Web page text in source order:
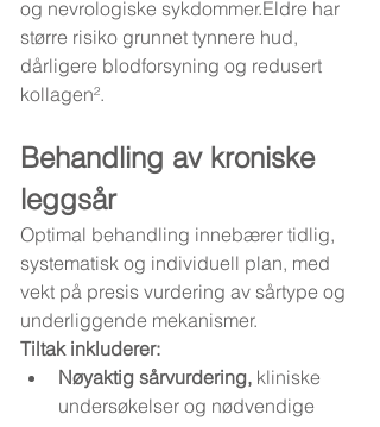
og nevrologiske sykdommer.Eldre har
større risiko grunnet tynnere hud,
dårligere blodforsyning og redusert
kollagen².
Behandling av kroniske
leggsår
Optimal behandling innebærer tidlig,
systematisk og individuell plan, med
vekt på presis vurdering av sårtype og
underliggende mekanismer.
Tiltak inkluderer:
Nøyaktig sårvurdering, kliniske
undersøkelser og nødvendige